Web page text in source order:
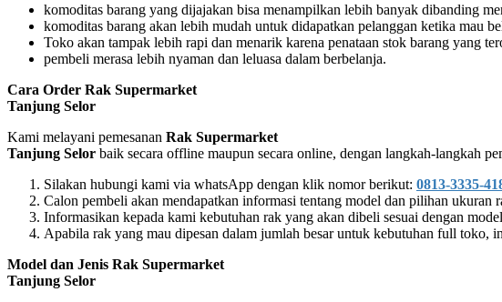
komoditas barang yang dijajakan bisa menampilkan lebih banyak dibanding
komoditas barang akan lebih mudah untuk didapatkan pelanggan ketika mau
Toko akan tampak lebih rapi dan menarik karena penataan stok barang yang
pembeli merasa lebih nyaman dan leluasa dalam berbelanja.
Cara Order Rak Supermarket
Tanjung Selor
Kami melayani pemesanan Rak Supermarket
Tanjung Selor baik secara offline maupun secara online, dengan langkah-langkah
Silakan hubungi kami via whatsApp dengan klik nomor berikut: 0813-3335-
Calon pembeli akan mendapatkan informasi tentang model dan pilihan ukuran
Informasikan kepada kami kebutuhan rak yang akan dibeli sesuai dengan
Apabila rak yang mau dipesan dalam jumlah besar untuk kebutuhan full toko,
Model dan Jenis Rak Supermarket
Tanjung Selor